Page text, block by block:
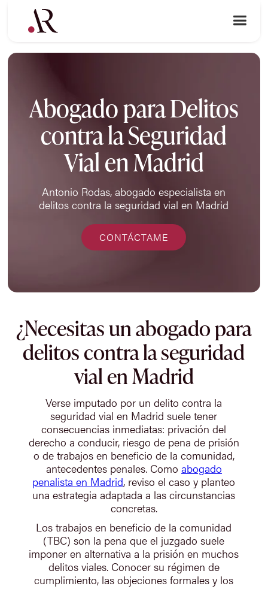
Abogado para Delitos
contra la Seguridad
Vial en Madrid
Antonio Rodas, abogado especialista en
delitos contra la seguridad vial en Madrid
CONTÁCTAME
¿Necesitas un abogado para
delitos contra la seguridad
vial en Madrid
Verse imputado por un delito contra la
seguridad vial en Madrid suele tener
consecuencias inmediatas: privación del
derecho a conducir, riesgo de pena de prisión
o de trabajos en beneficio de la comunidad,
antecedentes penales. Como abogado
penalista en Madrid, reviso el caso y planteo
una estrategia adaptada a las circunstancias
concretas.
Los trabajos en beneficio de la comunidad
(TBC) son la pena que el juzgado suele
imponer en alternativa a la prisión en muchos
delitos viales. Conocer su régimen de
cumplimiento, las objeciones formales y los